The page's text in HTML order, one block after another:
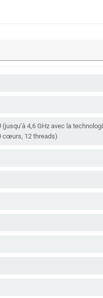
4,6 GHz avec la
cœurs, 12 threads)